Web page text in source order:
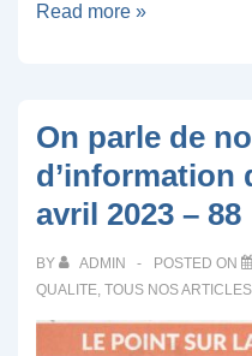
Le
présent
au
salon
Read more »
On parle de
d’information
avril 2023 – 88
BY ADMIN POSTED ON
QUALITE, TOUS NOS ARTICLES